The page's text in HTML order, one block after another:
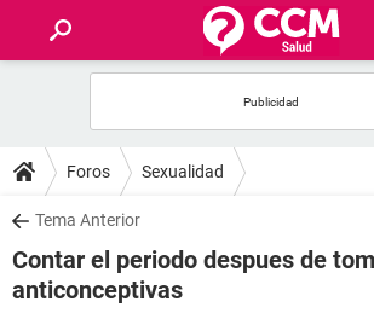
FOROS
SALUD
FAMILIA
Foros Sexualidad
Tema Anterior
Contar el periodo despues de
anticonceptivas